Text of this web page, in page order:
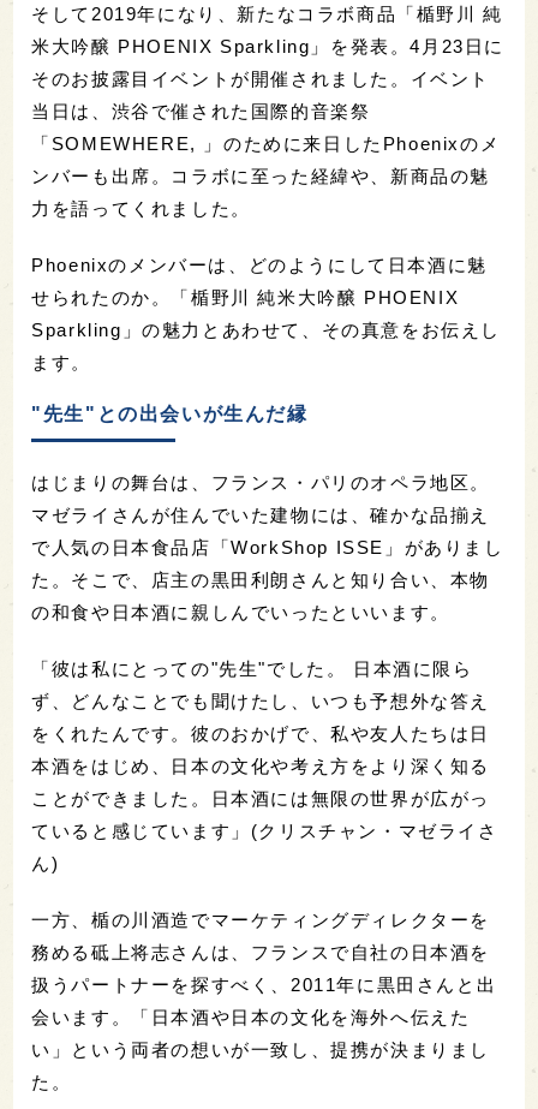
そして2019年になり、新たなコラボ商品「楯野川 純
米大吟醸 PHOENIX Sparkling」を発表。4月23日に
そのお披露目イベントが開催されました。イベント
当日は、渋谷で催された国際的音楽祭
「SOMEWHERE, 」のために来日したPhoenixのメ
ンバーも出席。コラボに至った経緯や、新商品の魅
力を語ってくれました。
Phoenixのメンバーは、どのようにして日本酒に魅
せられたのか。「楯野川 純米大吟醸 PHOENIX
Sparkling」の魅力とあわせて、その真意をお伝えし
ます。
"先生"との出会いが生んだ縁
はじまりの舞台は、フランス・パリのオペラ地区。
マゼライさんが住んでいた建物には、確かな品揃え
で人気の日本食品店「WorkShop ISSE」がありまし
た。そこで、店主の黒田利朗さんと知り合い、本物
の和食や日本酒に親しんでいったといいます。
「彼は私にとっての"先生"でした。 日本酒に限ら
ず、どんなことでも聞けたし、いつも予想外な答え
をくれたんです。彼のおかげで、私や友人たちは日
本酒をはじめ、日本の文化や考え方をより深く知る
ことができました。日本酒には無限の世界が広がっ
ていると感じています」(クリスチャン・マゼライさ
ん)
一方、楯の川酒造でマーケティングディレクターを
務める砥上将志さんは、フランスで自社の日本酒を
扱うパートナーを探すべく、2011年に黒田さんと出
会います。「日本酒や日本の文化を海外へ伝えた
い」という両者の想いが一致し、提携が決まりまし
た。